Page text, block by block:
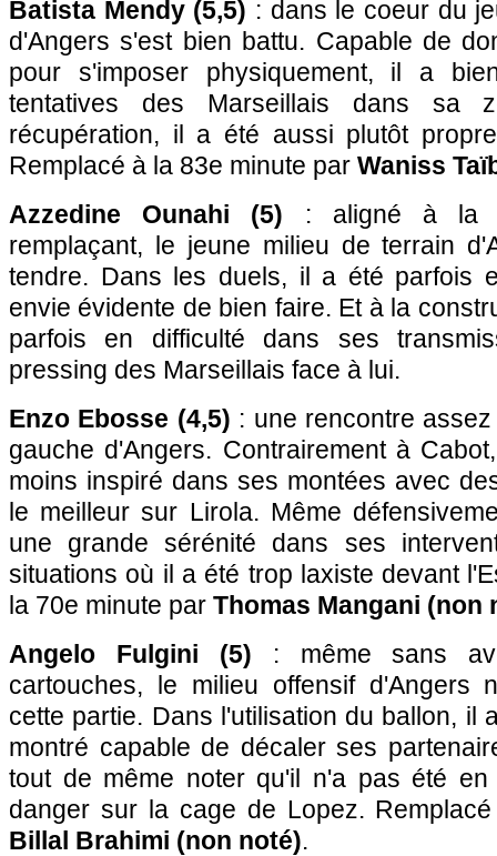
Batista Mendy (5,5) : dans le coeur du
d'Angers s'est bien battu. Capable de
pour s'imposer physiquement, il a
tentatives des Marseillais dans sa
récupération, il a été aussi plutôt
Remplacé à la 83e minute par Waniss
Azzedine Ounahi (5) : aligné à la
remplaçant, le jeune milieu de terrain
tendre. Dans les duels, il a été parfois
envie évidente de bien faire. Et à la
parfois en difficulté dans ses
pressing des Marseillais face à lui.
Enzo Ebosse (4,5) : une rencontre
gauche d'Angers. Contrairement à
moins inspiré dans ses montées avec
le meilleur sur Lirola. Même
une grande sérénité dans ses
situations où il a été trop laxiste devant
la 70e minute par Thomas Mangani (non
Angelo Fulgini (5) : même sans
cartouches, le milieu offensif d'Angers
cette partie. Dans l'utilisation du ballon, il
montré capable de décaler ses
tout de même noter qu'il n'a pas été
danger sur la cage de Lopez.
Billal Brahimi (non noté).